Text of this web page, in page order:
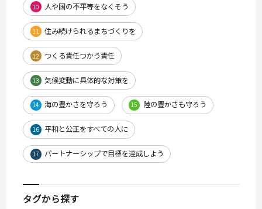
10 人や国の不平等をなくそう
11 住み続けられるまちづくりを
12 つくる責任つかう責任
13 気候変動に具体的な対策を
14 海の豊かさを守ろう 15 陸の豊かさも守ろう
16 平和と公正をすべての人に
17 パートナーシップで目標を達成しよう
タグから探す